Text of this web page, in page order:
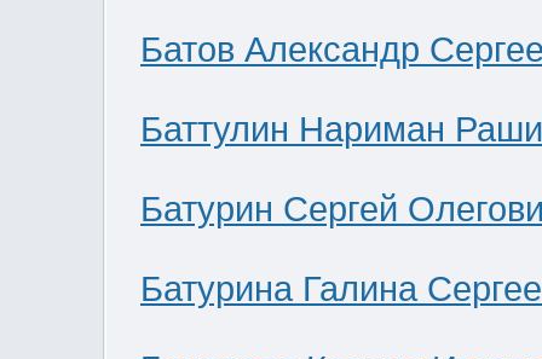
Батов Александр
Баттулин Нариман
Батурин Сергей
Батурина Галина